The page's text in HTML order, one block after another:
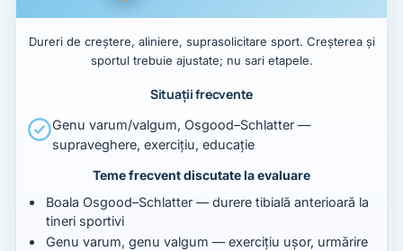
Dureri de creștere, aliniere, suprasolicitare sport. Creșterea și
sportul trebuie ajustate; nu sari etapele.
Situații frecvente
Genu varum/valgum, Osgood–Schlatter —
supraveghere, exercițiu, educație
Teme frecvent discutate la evaluare
Boala Osgood–Schlatter — durere tibială anterioară la
tineri sportivi
Genu varum, genu valgum — exercițiu ușor, urmărire